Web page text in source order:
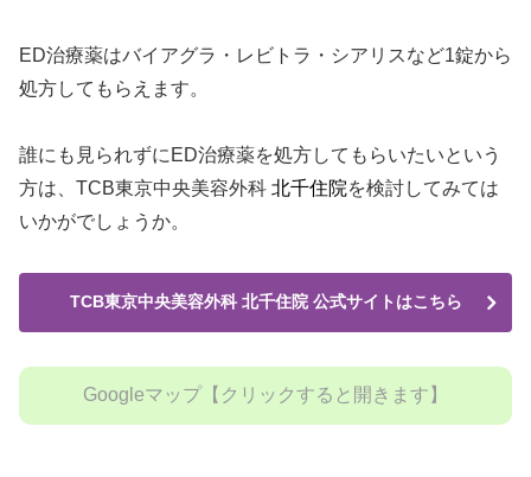
ED治療薬はバイアグラ・レビトラ・シアリスなど1錠から
処方してもらえます。
誰にも見られずにED治療薬を処方してもらいたいという
方は、TCB東京中央美容外科 北千住院を検討してみては
いかがでしょうか。
TCB東京中央美容外科 北千住院 公式サイトはこちら
Googleマップ【クリックすると開きます】